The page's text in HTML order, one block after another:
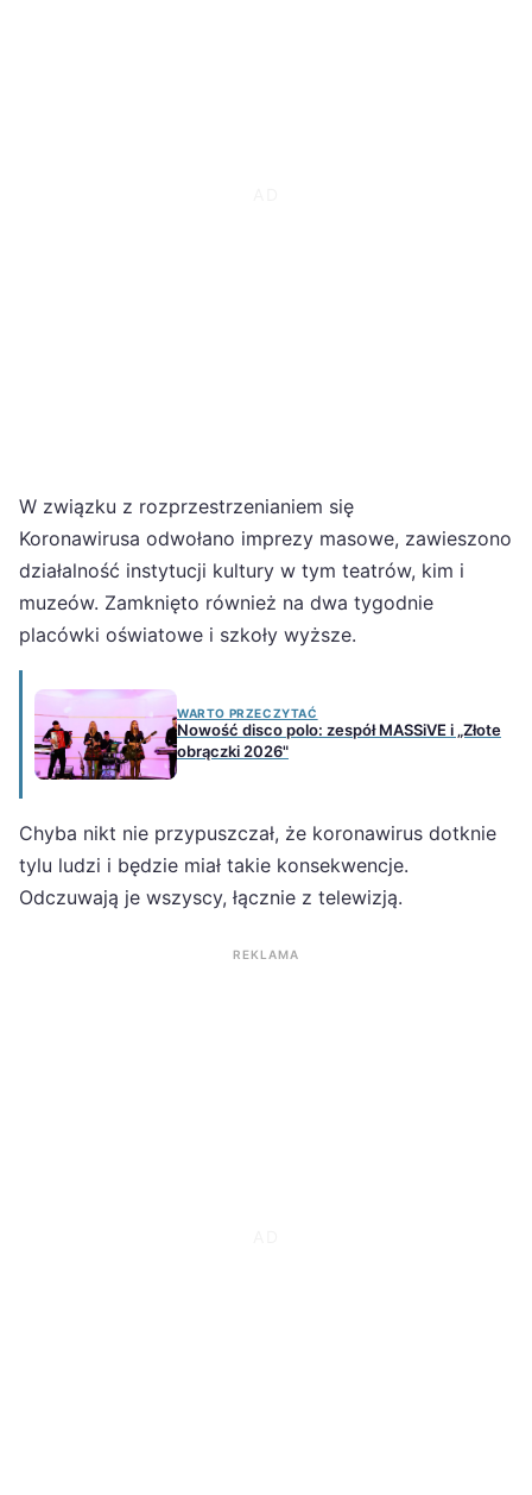
W związku z rozprzestrzenianiem się
Koronawirusa odwołano imprezy masowe, zawieszono
działalność instytucji kultury w tym teatrów, kim i
muzeów. Zamknięto również na dwa tygodnie
placówki oświatowe i szkoły wyższe.
WARTO PRZECZYTAĆ
Nowość disco polo: zespół MASSiVE i „Złote
obrączki 2026"
Chyba nikt nie przypuszczał, że koronawirus dotknie
tylu ludzi i będzie miał takie konsekwencje.
Odczuwają je wszyscy, łącznie z telewizją.
REKLAMA